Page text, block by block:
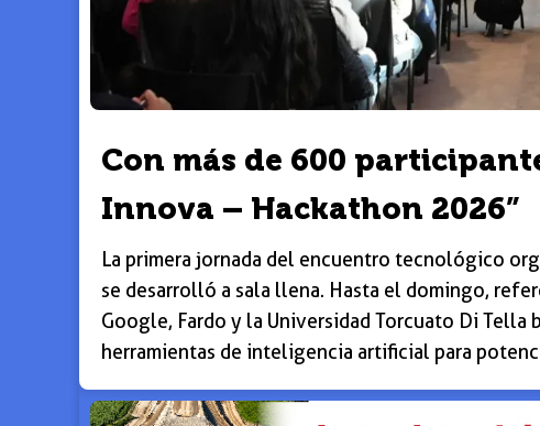
Con más de 600
Innova – Hackathon 2026”
La primera jornada del encuentro tecnológico
se desarrolló a sala llena. Hasta el domingo,
Google, Fardo y la Universidad Torcuato Di Tella
herramientas de inteligencia artificial para